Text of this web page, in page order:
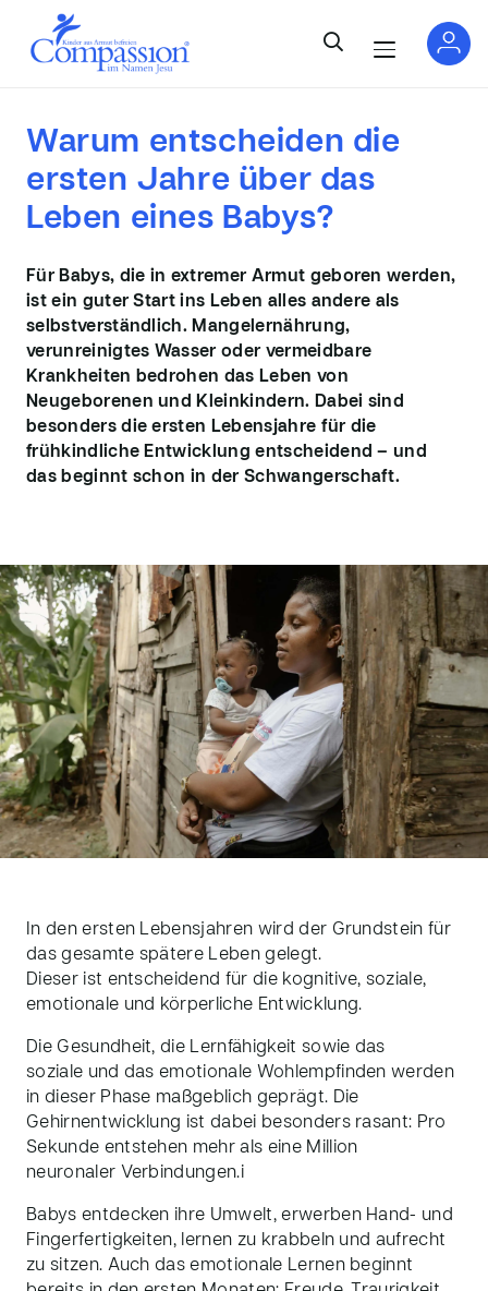
Warum entscheiden die
ersten Jahre über das
Leben eines Babys?
Für Babys, die in extremer Armut geboren werden,
ist ein guter Start ins Leben alles andere als
selbstverständlich. Mangelernährung,
verunreinigtes Wasser oder vermeidbare
Krankheiten bedrohen das Leben von
Neugeborenen und Kleinkindern. Dabei sind
besonders die ersten Lebensjahre für die
frühkindliche Entwicklung entscheidend – und
das beginnt schon in der Schwangerschaft.
In den ersten Lebensjahren wird der Grundstein für
das gesamte spätere Leben gelegt.
Dieser ist entscheidend für die kognitive, soziale,
emotionale und körperliche Entwicklung.
Die Gesundheit, die Lernfähigkeit sowie das
soziale und das emotionale Wohlempfinden werden
in dieser Phase maßgeblich geprägt. Die
Gehirnentwicklung ist dabei besonders rasant: Pro
Sekunde entstehen mehr als eine Million
neuronaler Verbindungen.i
Babys entdecken ihre Umwelt, erwerben Hand- und
Fingerfertigkeiten, lernen zu krabbeln und aufrecht
zu sitzen. Auch das emotionale Lernen beginnt